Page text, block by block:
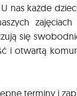
nas każde
się
i otwartą
terminy i